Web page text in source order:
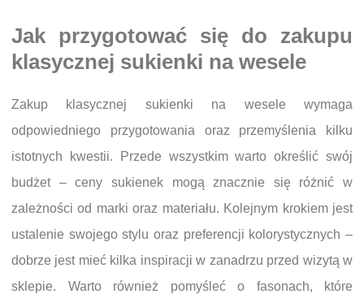
Jak przygotować się do zakupu
klasycznej sukienki na wesele
Zakup klasycznej sukienki na wesele wymaga
odpowiedniego przygotowania oraz przemyślenia kilku
istotnych kwestii. Przede wszystkim warto określić swój
budżet – ceny sukienek mogą znacznie się różnić w
zależności od marki oraz materiału. Kolejnym krokiem jest
ustalenie swojego stylu oraz preferencji kolorystycznych –
dobrze jest mieć kilka inspiracji w zanadrzu przed wizytą w
sklepie. Warto również pomyśleć o fasonach, które